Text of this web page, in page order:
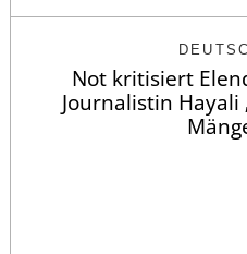
Not kritisiert
Journalistin Hayali